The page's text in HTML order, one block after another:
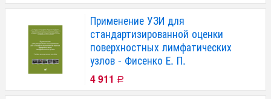
Применение УЗИ для
стандартизированной оценки
поверхностных лимфатических
узлов - Фисенко Е. П.
4 911 Р